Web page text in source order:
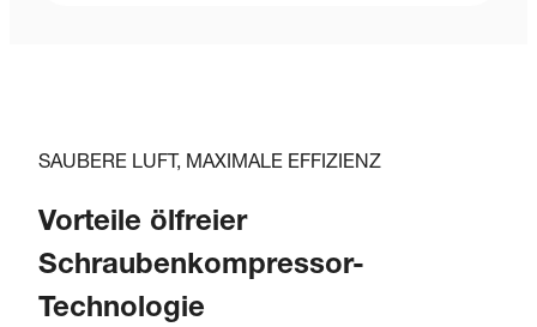
SAUBERE LUFT, MAXIMALE EFFIZIENZ
Vorteile ölfreier
Schraubenkompressor-
Technologie